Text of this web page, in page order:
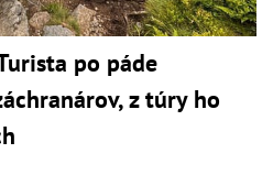
po páde
z túry ho